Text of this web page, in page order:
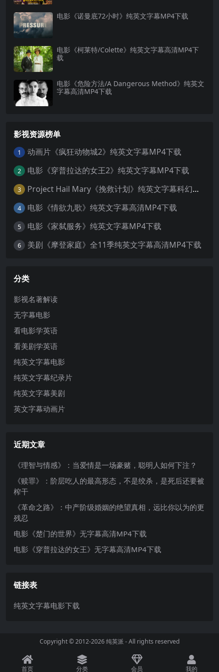
电影《诺曼底72小时》纯英文字幕MP4下载
电影《柯莱特/Colette》纯英文字幕高清MP4下
载
电影《危险方法/A Dangerous Method》纯英文
字幕高清MP4下载
影视资源榜单
1 动画片《疯狂动物城2》纯英文字幕MP4下载
2 电影《穿普拉达的女王2》纯英文字幕MP4下载
3 Project Hail Mary《挽救计划》纯英文字幕科幻电影MP4下载
4 电影《情欲九歌》纯英文字幕高清MP4下载
5 电影《家弑服务》纯英文字幕MP4下载
6 美剧《摩登家庭》全11季纯英文字幕高清MP4下载
分类
影视名著解读
无字幕电影
看电影学英语
看美剧学英语
纯英文字幕电影
纯英文字幕纪录片
纯英文字幕美剧
英文字幕动画片
近期文章
《理智与情感》：当爱情是一场豪赌，聪明人如何下注？
《赎罪》：阶层吃人的最高形态，不是绞杀，是死后还要被
榨干
《革命之路》：中产阶级婚姻的绝望真相，远比你以为的更
残忍
电影《楚门的世界》无字幕高清MP4下载
电影《穿普拉达的女王》无字幕高清MP4下载
链接表
纯英文字幕电影下载
Copyright © 2012-2026纯英派 - All rights reserved
首页 分类 会员 我的